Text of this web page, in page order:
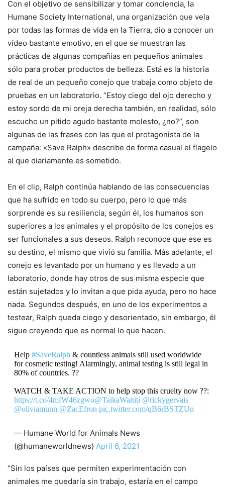
Con el objetivo de sensibilizar y tomar conciencia, la
Humane Society International, una organización que vela
por todas las formas de vida en la Tierra, dio a conocer un
vídeo bastante emotivo, en el que se muestran las
prácticas de algunas compañías en pequeños animales
sólo para probar productos de belleza. Está es la historia
de real de un pequeño conejo que trabaja como objeto de
pruebas en un laboratorio. “Estoy ciego del ojo derecho y
estoy sordo de mi oreja derecha también, en realidad, sólo
escucho un pitido agudo bastante molesto, ¿no?”, son
algunas de las frases con las que el protagonista de la
campaña: «Save Ralph» describe de forma casual el flagelo
al que diariamente es sometido.
En el clip, Ralph continúa hablando de las consecuencias
que ha sufrido en todo su cuerpo, pero lo que más
sorprende es su resiliencia, según él, los humanos son
superiores a los animales y el propósito de los conejos es
ser funcionales a sus deseos. Ralph reconoce que ese es
su destino, el mismo que vivió su familia. Más adelante, el
conejo es levantado por un humano y es llevado a un
laboratorio, donde hay otros de sus misma especie que
están sujetados y lo invitan a que pida ayuda, pero no hace
nada. Segundos después, en uno de los experimentos a
testear, Ralph queda ciego y desorientado, sin embargo, él
sigue creyendo que es normal lo que hacen.
Help #SaveRalph & countless animals still used worldwide
for cosmetic testing! Alarmingly, animal testing is still legal in
80% of countries. ??
WATCH & TAKE ACTION to help stop this cruelty now ??:
https://t.co/4mfW46zgwo@TaikaWaititi @rickygervais
@oliviamunn @ZacEfron pic.twitter.com/qB6rBSTZUn
— Humane World for Animals News
(@humaneworldnews) April 6, 2021
“Sin los países que permiten experimentación con
animales me quedaría sin trabajo, estaría en el campo